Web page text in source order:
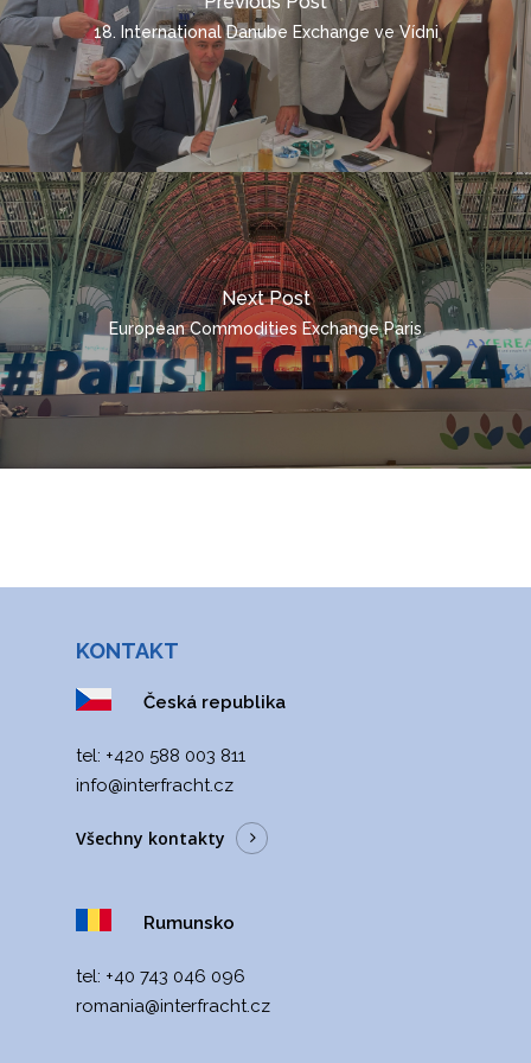
18. International Danube Exchange ve Vídni
Next Post
European Commodities Exchange Paris
KONTAKT
Česká republika
tel: +420 588 003 811
info@interfracht.cz
Všechny kontakty
Rumunsko
tel: +40 743 046 096
romania@interfracht.cz
ČEŠTINA
DEUTSCH
ENGLISH
POLSKI
ITALIANO
РУССКИЙ
FRANÇAIS
ROMÂNĂ
MAGYAR
УКРАЇНСЬКА